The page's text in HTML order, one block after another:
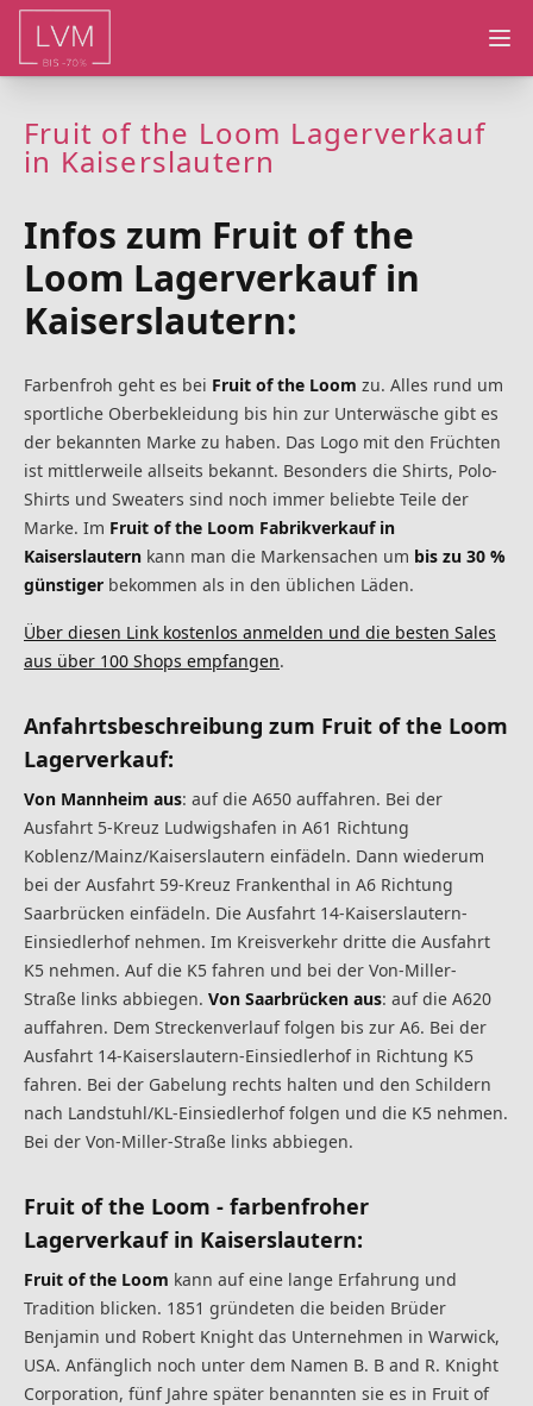
Fruit of the Loom Lagerverkauf
in Kaiserslautern
Infos zum Fruit of the
Loom Lagerverkauf in
Kaiserslautern:
Farbenfroh geht es bei Fruit of the Loom zu. Alles rund um
sportliche Oberbekleidung bis hin zur Unterwäsche gibt es
der bekannten Marke zu haben. Das Logo mit den Früchten
ist mittlerweile allseits bekannt. Besonders die Shirts, Polo-
Shirts und Sweaters sind noch immer beliebte Teile der
Marke. Im Fruit of the Loom Fabrikverkauf in
Kaiserslautern kann man die Markensachen um bis zu 30 %
günstiger bekommen als in den üblichen Läden.
Über diesen Link kostenlos anmelden und die besten Sales
aus über 100 Shops empfangen.
Anfahrtsbeschreibung zum Fruit of the Loom
Lagerverkauf:
Von Mannheim aus: auf die A650 auffahren. Bei der
Ausfahrt 5-Kreuz Ludwigshafen in A61 Richtung
Koblenz/Mainz/Kaiserslautern einfädeln. Dann wiederum
bei der Ausfahrt 59-Kreuz Frankenthal in A6 Richtung
Saarbrücken einfädeln. Die Ausfahrt 14-Kaiserslautern-
Einsiedlerhof nehmen. Im Kreisverkehr dritte die Ausfahrt
K5 nehmen. Auf die K5 fahren und bei der Von-Miller-
Straße links abbiegen. Von Saarbrücken aus: auf die A620
auffahren. Dem Streckenverlauf folgen bis zur A6. Bei der
Ausfahrt 14-Kaiserslautern-Einsiedlerhof in Richtung K5
fahren. Bei der Gabelung rechts halten und den Schildern
nach Landstuhl/KL-Einsiedlerhof folgen und die K5 nehmen.
Bei der Von-Miller-Straße links abbiegen.
Fruit of the Loom - farbenfroher
Lagerverkauf in Kaiserslautern:
Fruit of the Loom kann auf eine lange Erfahrung und
Tradition blicken. 1851 gründeten die beiden Brüder
Benjamin und Robert Knight das Unternehmen in Warwick,
USA. Anfänglich noch unter dem Namen B. B and R. Knight
Corporation, fünf Jahre später benannten sie es in Fruit of